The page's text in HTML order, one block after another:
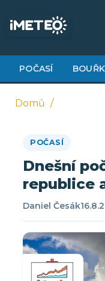
obsahu
POČASÍ
navigace
Domů
POČASÍ
Dnešní
republice
Daniel Česák